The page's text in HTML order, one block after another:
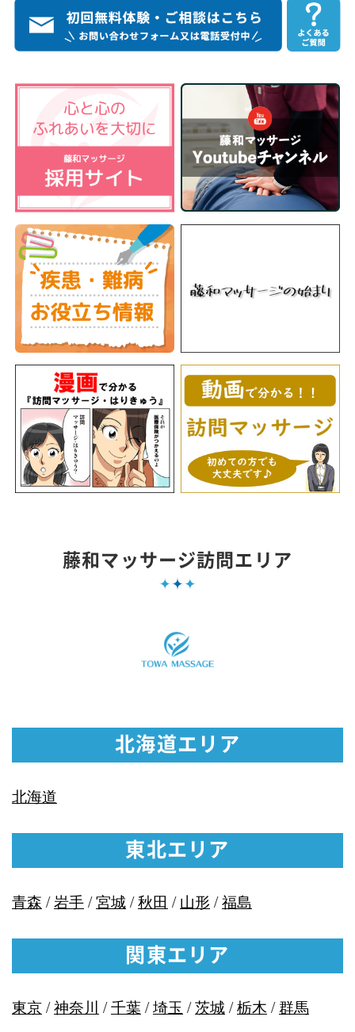
藤和マッサージ訪問エリア
北海道エリア
北海道
東北エリア
青森 /岩手/宮城/秋田 /山形 /福島
関東エリア
東京/神奈川 /千葉/埼玉 /茨城/栃木 /群馬